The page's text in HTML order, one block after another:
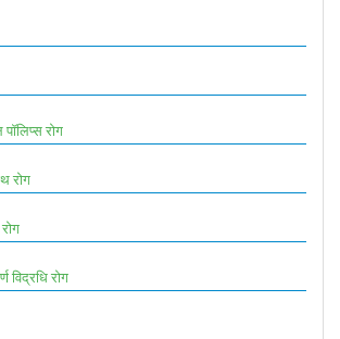
रोग
रोग
विद्रधि रोग